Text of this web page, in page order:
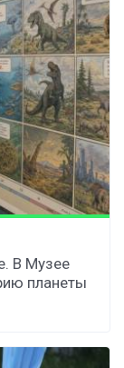
В Музее
планеты